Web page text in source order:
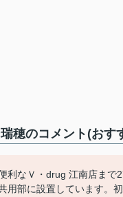
穂のコメント(おす
利なＶ・drug 江南店ま
用部に設置しています。